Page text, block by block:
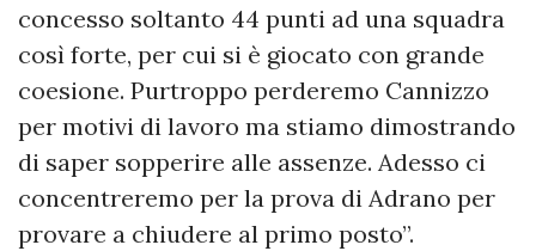
concesso soltanto 44 punti ad una squadra
così forte, per cui si è giocato con grande
coesione. Purtroppo perderemo Cannizzo
per motivi di lavoro ma stiamo dimostrando
di saper sopperire alle assenze. Adesso ci
concentreremo per la prova di Adrano per
provare a chiudere al primo posto”.